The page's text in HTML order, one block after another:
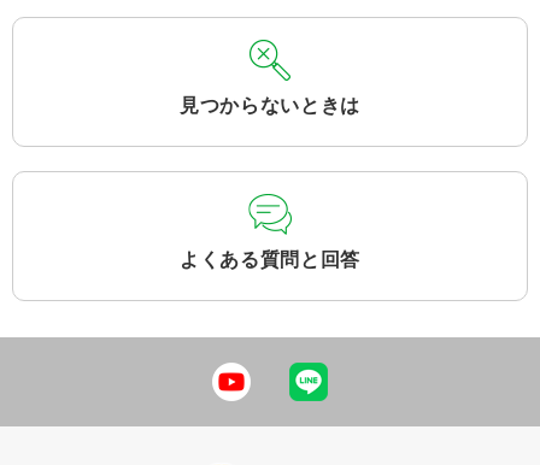
見つからないときは
よくある質問と回答